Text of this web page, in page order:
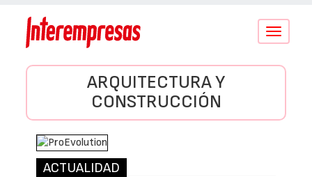
Conmutar
ARQUITECTURA Y
CONSTRUCCIÓN
ACTUALIDAD